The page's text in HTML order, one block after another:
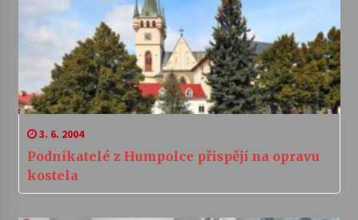
3. 6. 2004
Podnikatelé z Humpolce přispějí na opravu
kostela